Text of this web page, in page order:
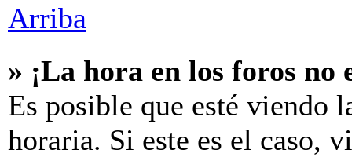
Arriba
» ¡La hora en los foros no
Es posible que esté viendo
horaria. Si este es el caso,